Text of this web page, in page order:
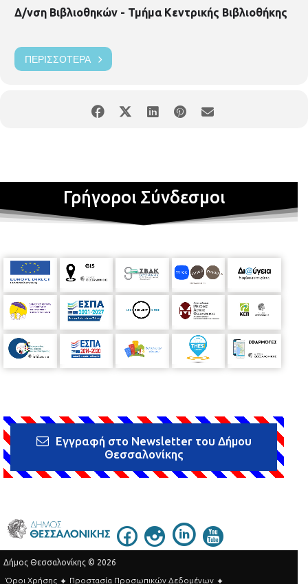
Δ/νση Βιβλιοθηκών - Τμήμα Κεντρικής Βιβλιοθήκης
ΠΕΡΙΣΣΌΤΕΡΑ
Γρήγοροι Σύνδεσμοι
Εγγραφή στο Newsletter του Δήμου
Θεσσαλονίκης
Δήμος Θεσσαλονίκης © 2026
Όροι Χρήσης
Προστασία Προσωπικών Δεδομένων